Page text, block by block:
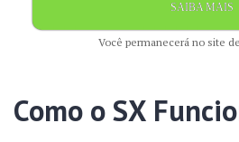
SAIBA MAIS
Você permanecerá no site
Como o SX